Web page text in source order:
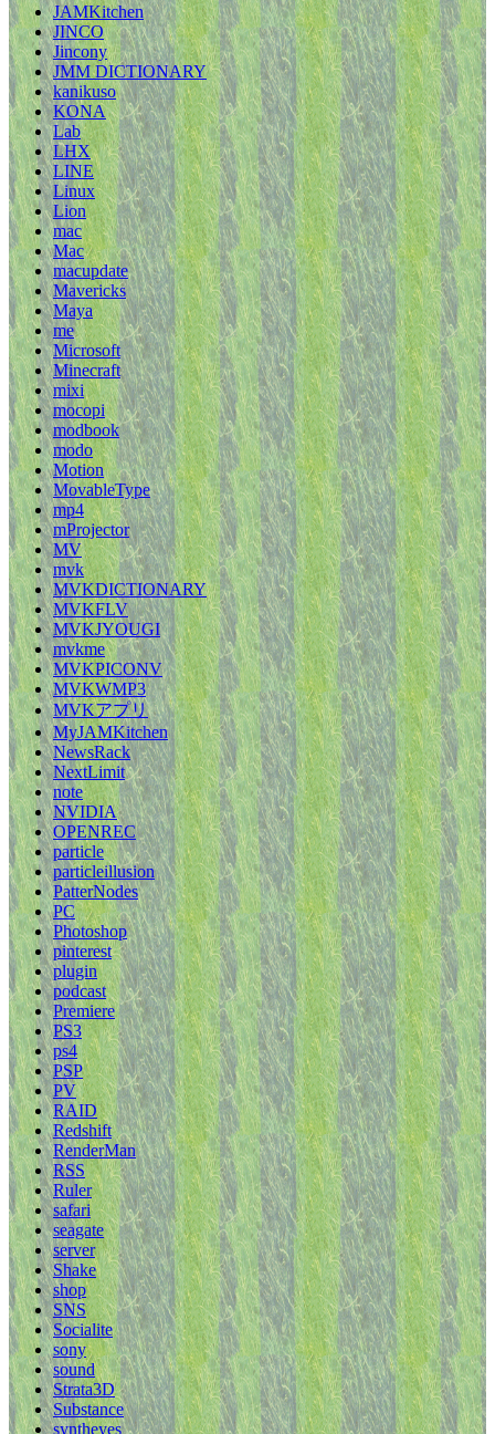
JAMKitchen
JINCO
Jincony
JMM DICTIONARY
kanikuso
KONA
Lab
LHX
LINE
Linux
Lion
mac
Mac
macupdate
Mavericks
Maya
me
Microsoft
Minecraft
mixi
mocopi
modbook
modo
Motion
MovableType
mp4
mProjector
MV
mvk
MVKDICTIONARY
MVKFLV
MVKJYOUGI
mvkme
MVKPICONV
MVKWMP3
MVKアプリ
MyJAMKitchen
NewsRack
NextLimit
note
NVIDIA
OPENREC
particle
particleillusion
PatterNodes
PC
Photoshop
pinterest
plugin
podcast
Premiere
PS3
ps4
PSP
PV
RAID
Redshift
RenderMan
RSS
Ruler
safari
seagate
server
Shake
shop
SNS
Socialite
sony
sound
Strata3D
Substance
syntheyes